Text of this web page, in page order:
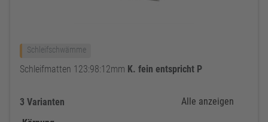
Schleifschwämme
Schleifmatten 123:98:12mm K. fein entspricht P
3 Varianten
Alle anzeigen